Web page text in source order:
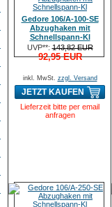
Gedore 106/A-100-SE
Abzughaken mit
Schnellspann-Kl
UVP**:143,82 EUR
92,95 EUR
inkl. MwSt. zzgl. Versand
JETZT KAUFEN
Lieferzeit bitte per email
anfragen